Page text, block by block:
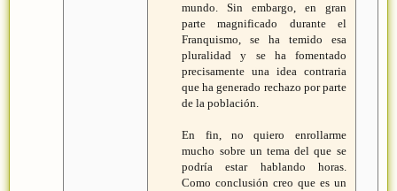
mundo. Sin embargo, en gran
parte magnificado durante el
Franquismo, se ha temido esa
pluralidad y se ha fomentado
precisamente una idea contraria
que ha generado rechazo por parte
de la población.
En fin, no quiero enrollarme
mucho sobre un tema del que se
podría estar hablando horas.
Como conclusión creo que es un